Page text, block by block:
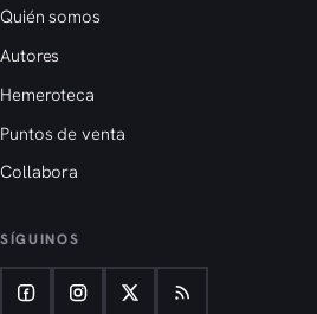
Quién somos
Autores
Hemeroteca
Puntos de venta
Collabora
SÍGUINOS